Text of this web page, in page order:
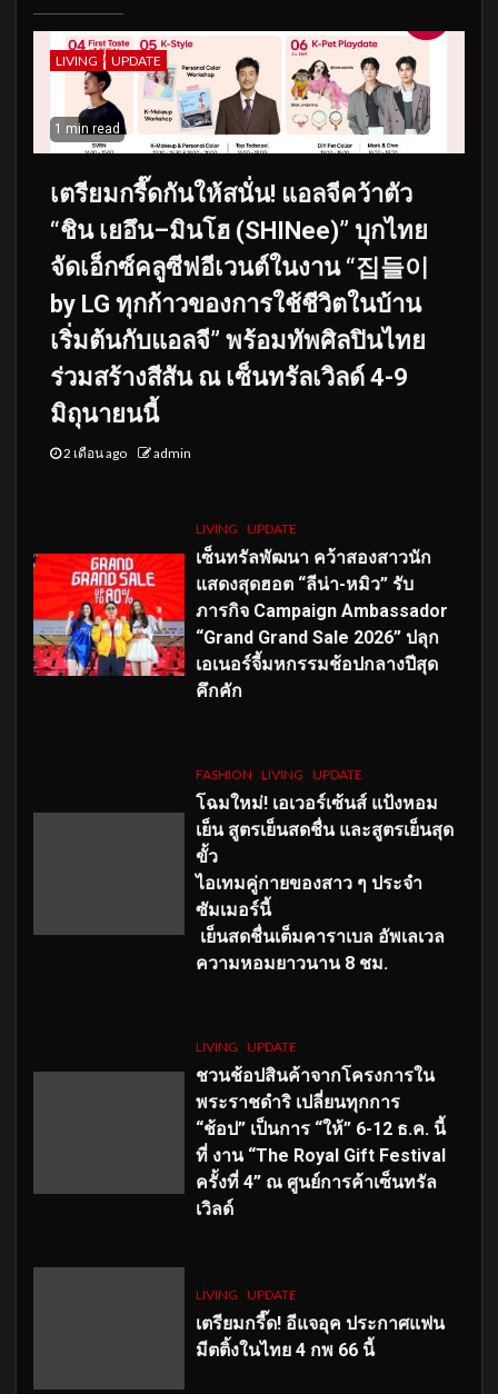
LIVING UPDATE
1 min read
เตรียมกรี๊ดกันให้สนั่น! แอลจีคว้าตัว
“ชิน เยอึน–มินโฮ (SHINee)” บุกไทย
จัดเอ็กซ์คลูซีฟอีเวนต์ในงาน “집들이
by LG ทุกก้าวของการใช้ชีวิตในบ้าน
เริ่มต้นกับแอลจี” พร้อมทัพศิลปินไทย
ร่วมสร้างสีสัน ณ เซ็นทรัลเวิลด์ 4-9
มิถุนายนนี้
2 เดือน ago admin
LIVING UPDATE
เซ็นทรัลพัฒนา คว้าสองสาวนัก
แสดงสุดฮอต “ลีน่า-หมิว” รับ
ภารกิจ Campaign Ambassador
“Grand Grand Sale 2026” ปลุก
เอเนอร์จี้มหกรรมช้อปกลางปีสุด
คึกคัก
FASHION LIVING UPDATE
โฉมใหม่! เอเวอร์เซ้นส์ แป้งหอม
เย็น สูตรเย็นสดชื่น และสูตรเย็นสุด
ขั้ว
ไอเทมคู่กายของสาว ๆ ประจำ
ซัมเมอร์นี้
เย็นสดชื่นเต็มคาราเบล อัพเลเวล
ความหอมยาวนาน 8 ชม.
LIVING UPDATE
ชวนช้อปสินค้าจากโครงการใน
พระราชดำริ เปลี่ยนทุกการ
“ช้อป” เป็นการ “ให้” 6-12 ธ.ค. นี้
ที่ งาน “The Royal Gift Festival
ครั้งที่ 4” ณ ศูนย์การค้าเซ็นทรัล
เวิลด์
LIVING UPDATE
เตรียมกรี๊ด! อีแจอุค ประกาศแฟน
มีตติ้งในไทย 4 กพ 66 นี้